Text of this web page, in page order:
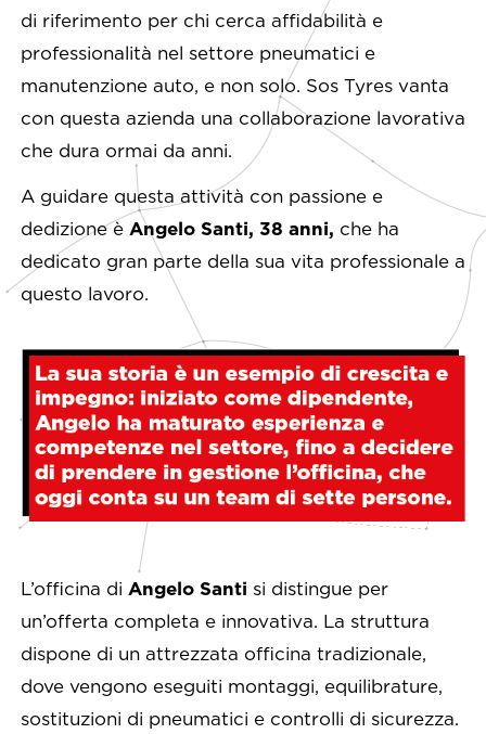
di riferimento per chi cerca affidabilità e
professionalità nel settore pneumatici e
manutenzione auto, e non solo. Sos Tyres vanta
con questa azienda una collaborazione lavorativa
che dura ormai da anni.
A guidare questa attività con passione e
dedizione è Angelo Santi, 38 anni, che ha
dedicato gran parte della sua vita professionale a
questo lavoro.
L’officina di Angelo Santi si distingue per
un’offerta completa e innovativa. La struttura
dispone di un attrezzata officina tradizionale,
dove vengono eseguiti montaggi, equilibrature,
sostituzioni di pneumatici e controlli di sicurezza.